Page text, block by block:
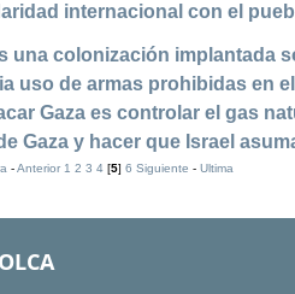
internacional con el
una colonización implantada
uso de armas prohibidas en
Gaza es controlar el gas
Gaza y hacer que Israel
-Anterior 1 2 3 4 [5]6 Siguiente -Ultima
OLCA